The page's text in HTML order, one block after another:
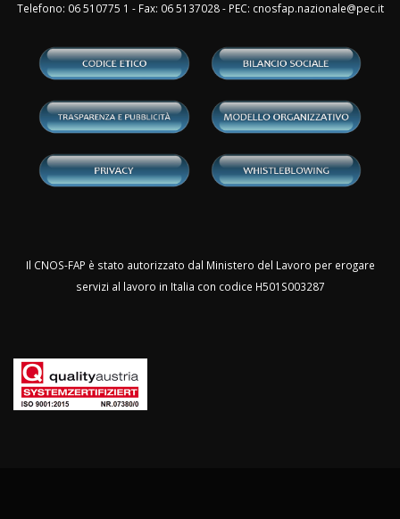
Telefono: 06 510775 1 - Fax: 06 5137028 - PEC: cnosfap.nazionale@pec.it
Il CNOS-FAP è stato autorizzato dal Ministero del Lavoro per erogare
servizi al lavoro in Italia con codice H501S003287